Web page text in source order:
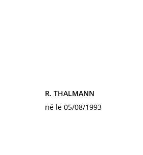
R. THALMANN
né le 05/08/1993